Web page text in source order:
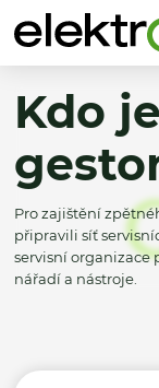
Kdo
Pro zajištění
připravili síť
servisní organizace
nářadí a nástroje.